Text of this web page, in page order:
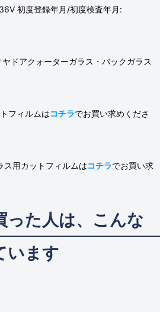
初度登録年月/初度検査年月:
ドアクォーターガラス・バックガラス
フィルムはコチラでお買い求めくださ
ス用カットフィルムはコチラでお買い求
った人は、こんな
います